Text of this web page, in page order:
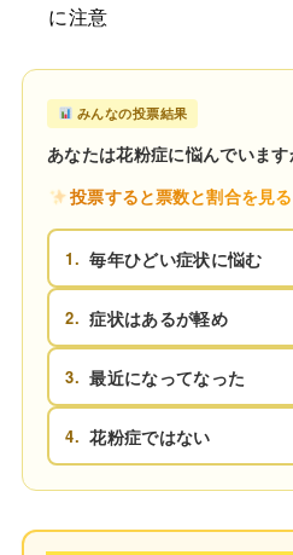
に注意
みんなの投票結果
あなたは花粉症に悩んでいます
投票すると票数と割合を見
1. 毎年ひどい症状に悩む
2. 症状はあるが軽め
3. 最近になってなった
4. 花粉症ではない